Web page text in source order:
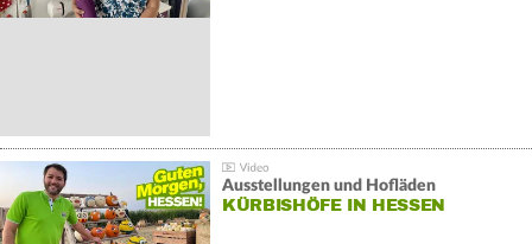
Ausstellungen und Hofläden
KÜRBISHÖFE IN HESSEN